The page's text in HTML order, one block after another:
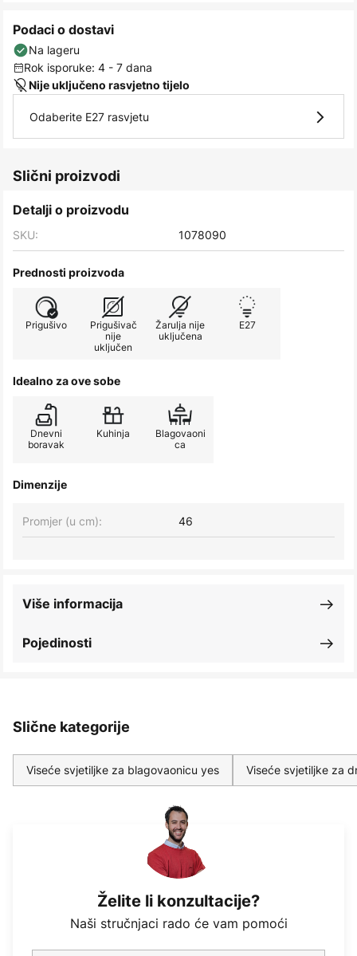
Podaci o dostavi
Na lageru
Rok isporuke: 4 - 7 dana
Nije uključeno rasvjetno tijelo
Odaberite E27 rasvjetu
Slični proizvodi
Detalji o proizvodu
SKU: 1078090
Prednosti proizvoda
Prigušivo
Prigušivač
nije
uključen
Žarulja nije
uključena
E27
Idealno za ove sobe
Dnevni
boravak
Kuhinja
Blagovaoni
ca
Dimenzije
Promjer (u cm): 46
Pojedinosti
Više informacija
Slične kategorije
Viseće svjetiljke za blagovaonicu yes Viseće svjetiljke za
Želite li konzultacije?
Naši stručnjaci rado će vam pomoći